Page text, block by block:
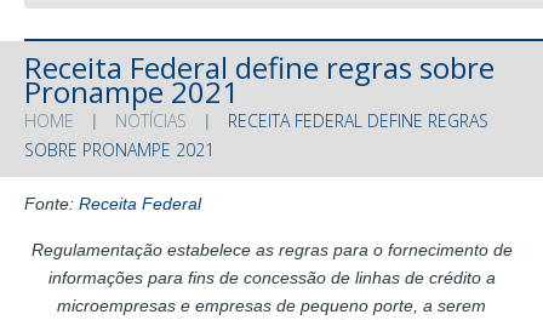
Receita Federal define regras sobre
Pronampe 2021
HOME NOTÍCIAS
RECEITA FEDERAL DEFINE REGRAS
SOBRE PRONAMPE 2021
Fonte: Receita Federal
Regulamentação estabelece as regras para o fornecimento de
informações para fins de concessão de linhas de crédito a
microempresas e empresas de pequeno porte, a serem